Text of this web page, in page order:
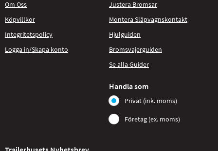
Om Oss
Köpvillkor
Integritetspolicy
Logga in/Skapa konto
Justera Bromsar
Montera Släpvagnskontakt
Hjulguiden
Bromsvajerguiden
Se alla Guider
Handla som
Privat (ink. moms)
Företag (ex. moms)